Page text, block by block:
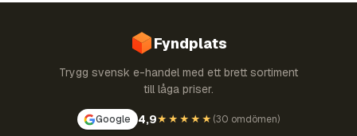
Fyndplats
Trygg svensk e-handel med ett brett sortiment
till låga priser.
Google 4,9★★★★★ (30 omdömen)